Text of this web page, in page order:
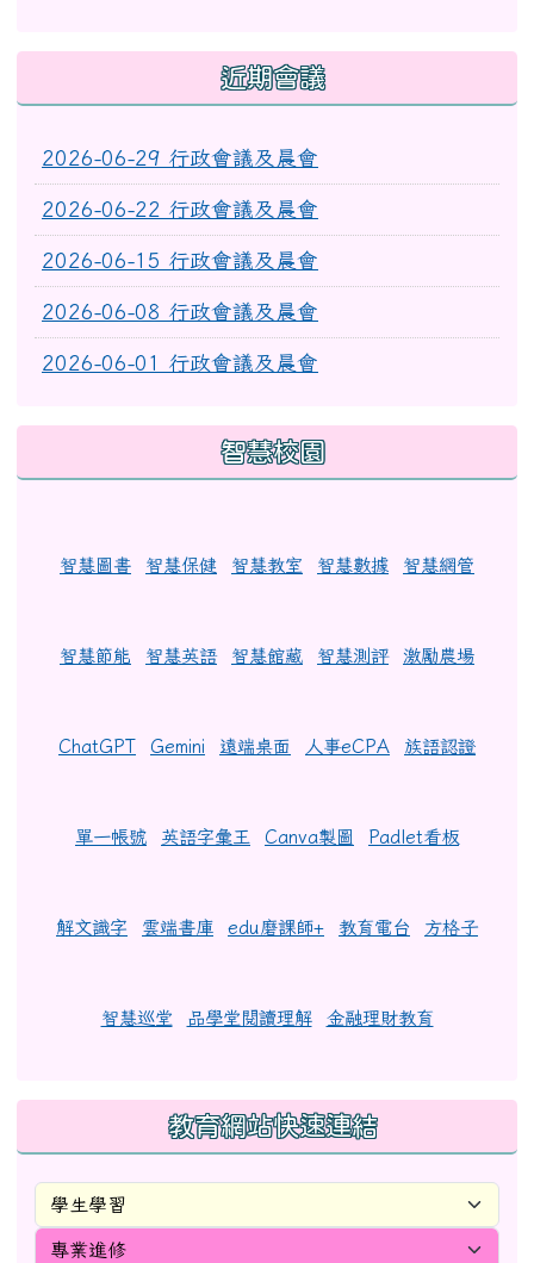
近期會議
2026-06-29 行政會議及晨會
2026-06-22 行政會議及晨會
2026-06-15 行政會議及晨會
2026-06-08 行政會議及晨會
2026-06-01 行政會議及晨會
智慧校園
智慧圖書 智慧保健 智慧教室 智慧數據 智慧網管
智慧節能 智慧英語 智慧館藏 智慧測評 激勵農場
ChatGPT Gemini 遠端桌面 人事eCPA 族語認證
單一帳號 英語字彙王 Canva製圖 Padlet看板
解文識字 雲端書庫 edu磨課師+ 教育電台 方格子
智慧巡堂 品學堂閱讀理解 金融理財教育
教育網站快速連結